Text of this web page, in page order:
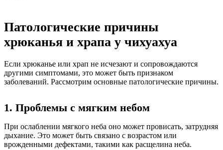
Патологические причины
хрюканья и храпа у чихуахуа
Если хрюканье или храп не исчезают и сопровождаются
другими симптомами, это может быть признаком
заболеваний. Рассмотрим основные патологические причины.
1. Проблемы с мягким небом
При ослаблении мягкого неба оно может провисать, затрудняя
дыхание. Это может быть связано с возрастом или
врожденными дефектами, такими как расщелина неба.